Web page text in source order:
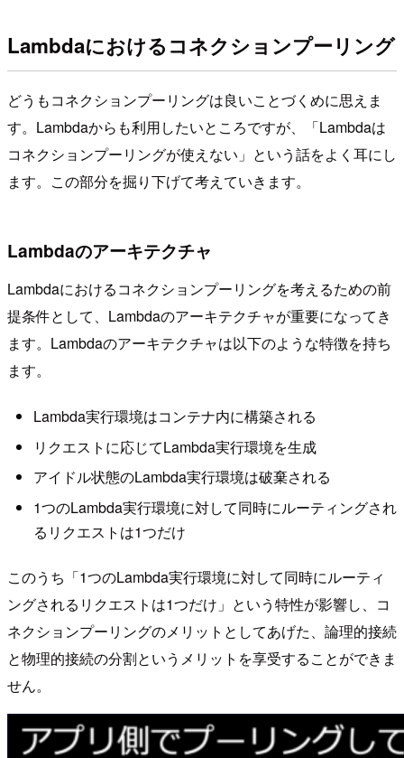
Lambdaにおけるコネクションプーリング
どうもコネクションプーリングは良いことづくめに思えま
す。Lambdaからも利用したいところですが、「Lambdaは
コネクションプーリングが使えない」という話をよく耳にし
ます。この部分を掘り下げて考えていきます。
Lambdaのアーキテクチャ
Lambdaにおけるコネクションプーリングを考えるための前
提条件として、Lambdaのアーキテクチャが重要になってき
ます。Lambdaのアーキテクチャは以下のような特徴を持ち
ます。
Lambda実行環境はコンテナ内に構築される
リクエストに応じてLambda実行環境を生成
アイドル状態のLambda実行環境は破棄される
1つのLambda実行環境に対して同時にルーティングされ
るリクエストは1つだけ
このうち「1つのLambda実行環境に対して同時にルーティ
ングされるリクエストは1つだけ」という特性が影響し、コ
ネクションプーリングのメリットとしてあげた、論理的接続
と物理的接続の分割というメリットを享受することができま
せん。